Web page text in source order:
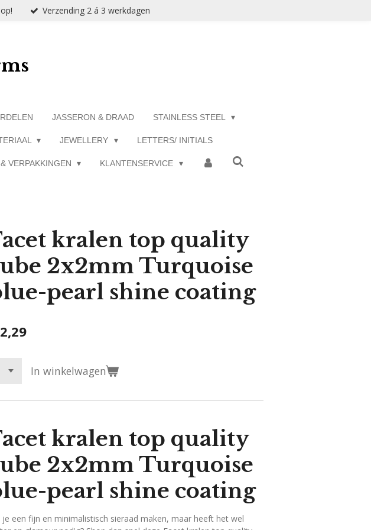
Verzending 2 á 3 werkdagen
JASSERON & DRAAD STAINLESS STEEL
JEWELLERY LETTERS/ INITIALS
VERPAKKINGEN KLANTENSERVICE
kralen top quality
2x2mm Turquoise
pearl shine coating
In winkelwagen
kralen top quality
2x2mm Turquoise
pearl shine coating
je een fijn en minimalistisch sieraad maken, maar heeft het wel